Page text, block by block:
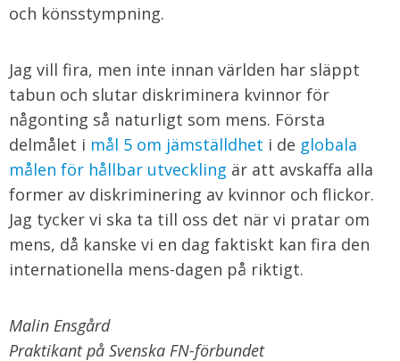
och könsstympning.
Jag vill fira, men inte innan världen har släppt
tabun och slutar diskriminera kvinnor för
någonting så naturligt som mens. Första
delmålet i mål 5 om jämställdhet i de globala
målen för hållbar utveckling är att avskaffa alla
former av diskriminering av kvinnor och flickor.
Jag tycker vi ska ta till oss det när vi pratar om
mens, då kanske vi en dag faktiskt kan fira den
internationella mens-dagen på riktigt.
Malin Ensgård
Praktikant på Svenska FN-förbundet